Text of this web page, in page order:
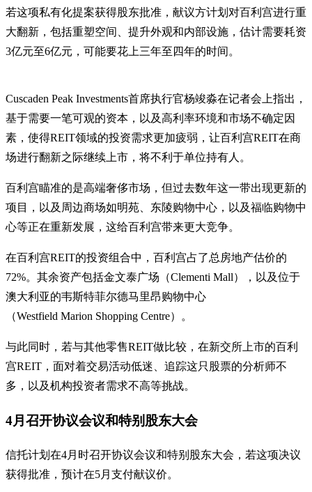
若这项私有化提案获得股东批准，献议方计划对百利宫进行重
大翻新，包括重塑空间、提升外观和内部设施，估计需要耗资
3亿元至6亿元，可能要花上三年至四年的时间。
Cuscaden Peak Investments首席执行官杨竣淼在记者会上指出，
基于需要一笔可观的资本，以及高利率环境和市场不确定因
素，使得REIT领域的投资需求更加疲弱，让百利宫REIT在商
场进行翻新之际继续上市，将不利于单位持有人。
百利宫瞄准的是高端奢侈市场，但过去数年这一带出现更新的
项目，以及周边商场如明苑、东陵购物中心，以及福临购物中
心等正在重新发展，这给百利宫带来更大竞争。
在百利宫REIT的投资组合中，百利宫占了总房地产估价的
72%。其余资产包括金文泰广场（Clementi Mall），以及位于
澳大利亚的韦斯特菲尔德马里昂购物中心
（Westfield Marion Shopping Centre）。
与此同时，若与其他零售REIT做比较，在新交所上市的百利
宫REIT，面对着交易活动低迷、追踪这只股票的分析师不
多，以及机构投资者需求不高等挑战。
4月召开协议会议和特别股东大会
信托计划在4月时召开协议会议和特别股东大会，若这项决议
获得批准，预计在5月支付献议价。